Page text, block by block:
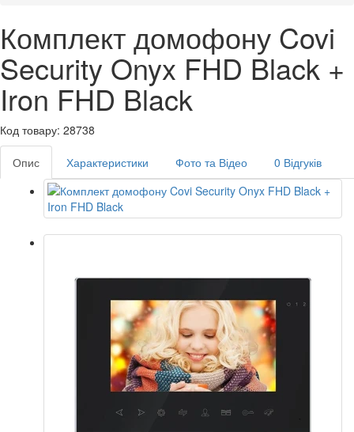
Комплект домофону Covi
Security Onyx FHD Black +
Iron FHD Black
Код товару: 28738
Опис Характеристики Фото та Відео 0 Відгуків